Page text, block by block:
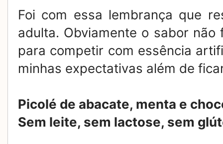
Foi com essa lembrança que
adulta. Obviamente o sabor
para competir com essência
minhas expectativas além de
Picolé de abacate, menta e
Sem leite, sem lactose, sem